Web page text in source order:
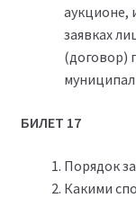
аукционе,
заявках
(договор)
БИЛЕТ 17
Порядок
Какими